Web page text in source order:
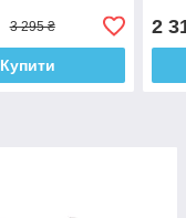
3 295 ₴
Купити
2